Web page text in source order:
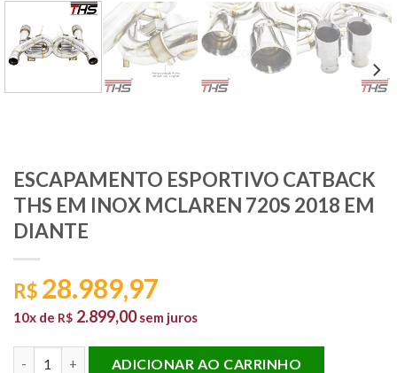
ESCAPAMENTO ESPORTIVO CATBACK
THS EM INOX MCLAREN 720S 2018 EM
DIANTE
R$ 28.989,97
10x de R$ 2.899,00 sem juros
ADICIONAR AO CARRINHO